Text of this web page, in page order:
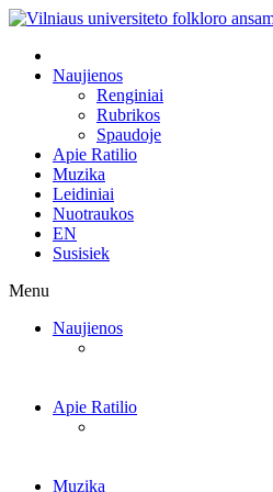
Naujienos
Renginiai
Rubrikos
Spaudoje
Apie Ratilio
Muzika
Leidiniai
Nuotraukos
EN
Susisiek
Menu
Naujienos
Apie Ratilio
Muzika